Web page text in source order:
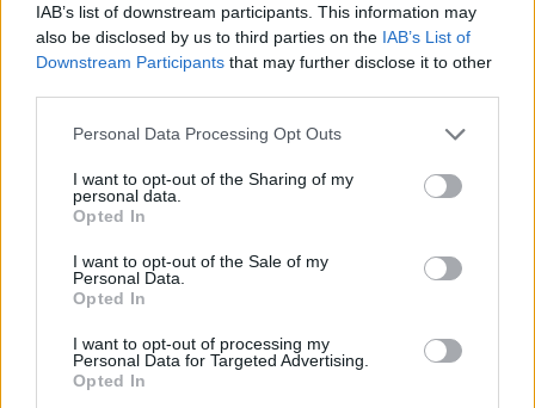
IAB’s list of downstream participants. This information may
also be disclosed by us to third parties on the IAB’s List of
Downstream Participants that may further disclose it to other
Personal Data Processing Opt Outs
I want to opt-out of the Sharing of my
personal data.
Opted In
I want to opt-out of the Sale of my
Personal Data.
Opted In
I want to opt-out of processing my
Personal Data for Targeted Advertising.
Opted In
Užsienio reikalų ministro Kęstučio Budrio
teigimu, Kinijos sprendimas apriboti
lietuviškų lazerių gamintojos „Ekspla“
galimybes pirkti kiniškas dvejopos
paskirties prekes ir technologijas, Lietuvai
siekiant normalizuoti santykius su Pekinu,
rodo Europos Sąjungos (ES) sprendimų
įtaką dvišaliams santykiams. Pasak jo,
ekonominio saugumo prasme tai verčia
spręsti, kaip būtų galima mažinti tiekimo
grandinių priklausomybę nuo Kinijos.